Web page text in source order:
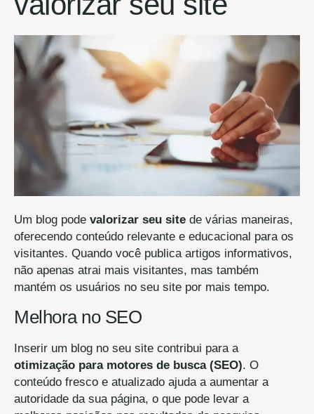
Um blog pode valorizar seu site de várias maneiras,
oferecendo conteúdo relevante e educacional para os
visitantes. Quando você publica artigos informativos,
não apenas atrai mais visitantes, mas também
mantém os usuários no seu site por mais tempo.
Melhora no SEO
Inserir um blog no seu site contribui para a
otimização para motores de busca (SEO). O
conteúdo fresco e atualizado ajuda a aumentar a
autoridade da sua página, o que pode levar a